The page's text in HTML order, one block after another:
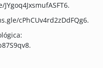
cPhCUv4rd2zDdFQg6.